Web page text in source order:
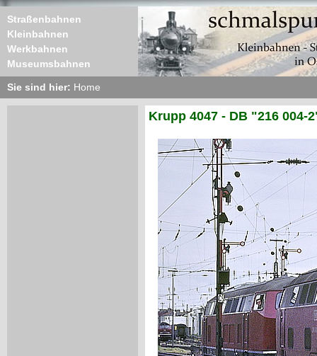
Straßenbahnen
Kleinbahnen
Werkbahnen
Museumsbahnen
Sie sind hier: Home
Krupp 4047 - DB "216 004-